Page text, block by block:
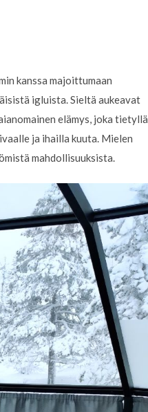
kanssa majoittumaan
igluista. Sieltä aukeavat
elämys, joka tietyllä
ja ihailla kuuta. Mielen
mahdollisuuksista.